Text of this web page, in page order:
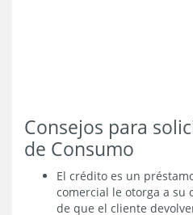
Consejos para
de Consumo
El crédito es un
comercial le otorga a su
de que el cliente